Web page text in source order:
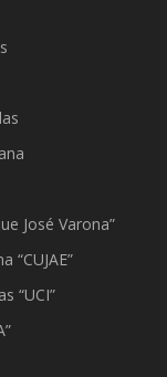
José Varona”
“CUJAE”
“UCI”